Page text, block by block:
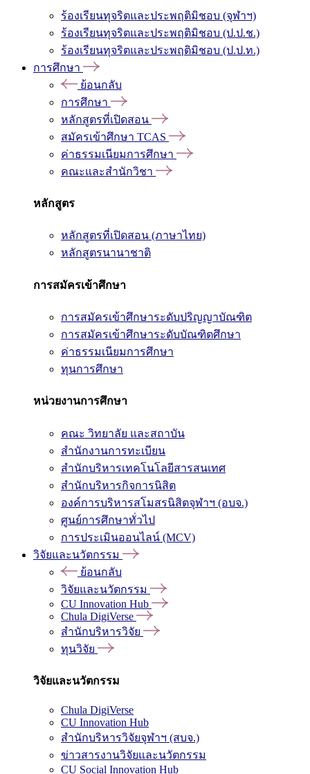
ร้องเรียนทุจริตและประพฤติมิชอบ (จุฬาฯ)
ร้องเรียนทุจริตและประพฤติมิชอบ (ป.ป.ช.)
ร้องเรียนทุจริตและประพฤติมิชอบ (ป.ป.ท.)
การศึกษา
ย้อนกลับ
การศึกษา
หลักสูตรที่เปิดสอน
สมัครเข้าศึกษา TCAS
ค่าธรรมเนียมการศึกษา
คณะและสำนักวิชา
หลักสูตร
หลักสูตรที่เปิดสอน (ภาษาไทย)
หลักสูตรนานาชาติ
การสมัครเข้าศึกษา
การสมัครเข้าศึกษาระดับปริญญาบัณฑิต
การสมัครเข้าศึกษาระดับบัณฑิตศึกษา
ค่าธรรมเนียมการศึกษา
ทุนการศึกษา
หน่วยงานการศึกษา
คณะ วิทยาลัย และสถาบัน
สำนักงานการทะเบียน
สำนักบริหารเทคโนโลยีสารสนเทศ
สำนักบริหารกิจการนิสิต
องค์การบริหารสโมสรนิสิตจุฬาฯ (อบจ.)
ศูนย์การศึกษาทั่วไป
การประเมินออนไลน์ (MCV)
วิจัยและนวัตกรรม
ย้อนกลับ
วิจัยและนวัตกรรม
CU Innovation Hub
Chula DigiVerse
สำนักบริหารวิจัย
ทุนวิจัย
วิจัยและนวัตกรรม
Chula DigiVerse
CU Innovation Hub
สำนักบริหารวิจัยจุฬาฯ (สบจ.)
ข่าวสารงานวิจัยและนวัตกรรม
CU Social Innovation Hub